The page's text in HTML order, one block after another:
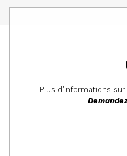
Plus d'informations